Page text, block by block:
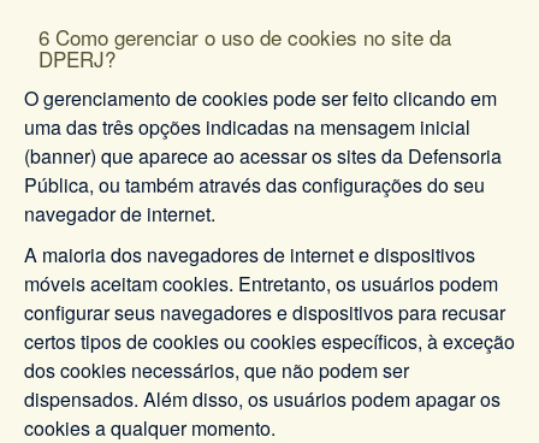
6 Como gerenciar o uso de cookies no site da
DPERJ?
O gerenciamento de cookies pode ser feito clicando em
uma das três opções indicadas na mensagem inicial
(banner) que aparece ao acessar os sites da Defensoria
Pública, ou também através das configurações do seu
navegador de internet.
A maioria dos navegadores de internet e dispositivos
móveis aceitam cookies. Entretanto, os usuários podem
configurar seus navegadores e dispositivos para recusar
certos tipos de cookies ou cookies específicos, à exceção
dos cookies necessários, que não podem ser
dispensados. Além disso, os usuários podem apagar os
cookies a qualquer momento.